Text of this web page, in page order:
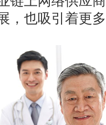
，也吸引着更